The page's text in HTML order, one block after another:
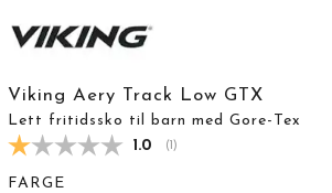
Viking Aery Track Low GTX
Lett fritidssko til barn med Gore-Tex
Gjennomsnittskarakter:
1.0 ( stemmer:
)
FARGE